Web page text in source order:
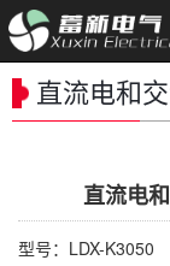
直流电和
直流电
型号：LDX-K3050